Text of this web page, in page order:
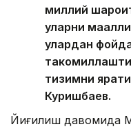
миллий
уларни
улардан
тизимни
Куришбаев.
Йиғилиш давомида